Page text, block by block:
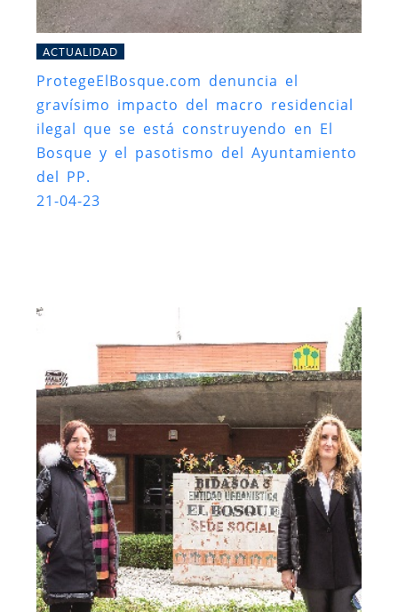
ACTUALIDAD
ProtegeElBosque.com denuncia el
gravísimo impacto del macro residencial
ilegal que se está construyendo en El
Bosque y el pasotismo del Ayuntamiento
del PP.
21-04-23